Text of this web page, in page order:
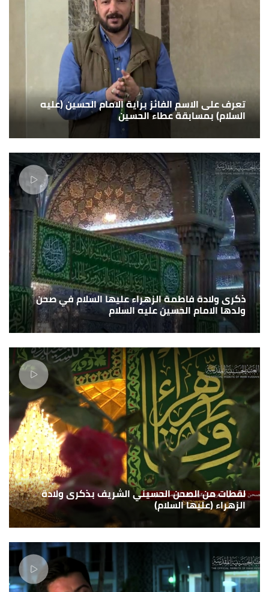
تعرف على الاسم الفائز براية الامام الحسين (عليه
السلام) بمسابقة عطاء الحسين
ذكرى ولادة فاطمة الزهراء عليها السلام في صحن
ولدها الامام الحسين عليه السلام
لقطات من الصحن الحسيني الشريف بذكرى ولادة
الزهراء (عليها السلام)